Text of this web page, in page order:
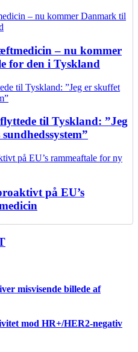
– nu kommer
for den i Tyskland
til Tyskland: ”Jeg
på EU’s
misvisende billede af
mod HR+/HER2-negativ